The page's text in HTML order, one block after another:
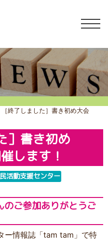
［終了しました］書き初め大会
］書き初め
します！
活動支援センター
のご参加ありがとうご
ー情報誌「tam tam」で特